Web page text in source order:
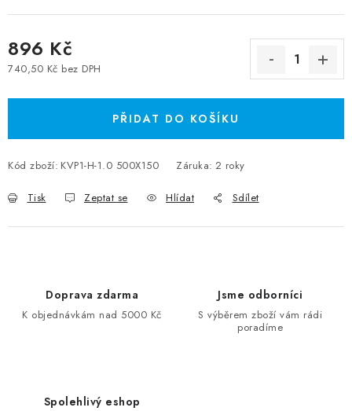
896 Kč
740,50 Kč bez DPH
PŘIDAT DO KOŠÍKU
Kód zboží: KVP1-H-1.0 500X150 Záruka: 2 roky
Tisk Zeptat se Hlídat Sdílet
Doprava zdarma
K objednávkám nad 5000 Kč
Jsme odborníci
S výběrem zboží vám rádi
poradíme
Spolehlivý eshop